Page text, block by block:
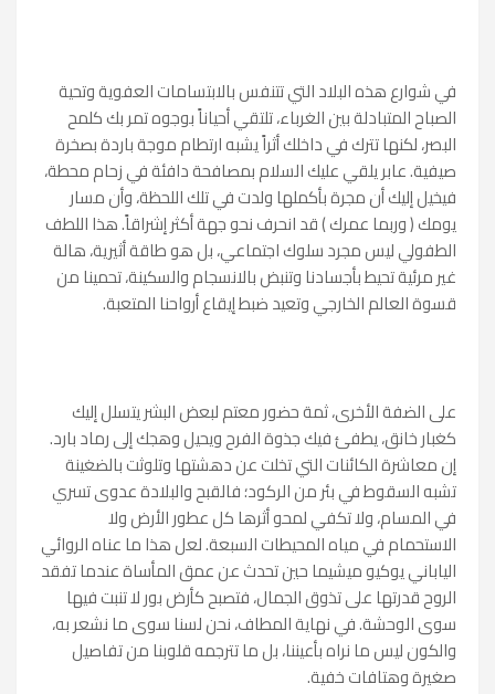
في شوارع هذه البلاد التي تتنفس بالابتسامات العفوية وتحية
الصباح المتبادلة بين الغرباء، تلتقي أحياناً بوجوه تمر بك كلمح
البصر، لكنها تترك في داخلك أثراً يشبه ارتطام موجة باردة بصخرة
صيفية. عابر يلقي عليك السلام بمصافحة دافئة في زحام محطة،
فيخيل إليك أن مجرة بأكملها ولدت في تلك اللحظة، وأن مسار
يومك ( وربما عمرك ) قد انحرف نحو جهة أكثر إشراقاً. هذا اللطف
الطفولي ليس مجرد سلوك اجتماعي، بل هو طاقة أثيرية، هالة
غير مرئية تحيط بأجسادنا وتنبض بالانسجام والسكينة، تحمينا من
قسوة العالم الخارجي وتعيد ضبط إيقاع أرواحنا المتعبة.
على الضفة الأخرى، ثمة حضور معتم لبعض البشر يتسلل إليك
كغبار خانق، يطفئ فيك جذوة الفرح ويحيل وهجك إلى رماد بارد.
إن معاشرة الكائنات التي تخلت عن دهشتها وتلوثت بالضغينة
تشبه السقوط في بئر من الركود؛ فالقبح والبلادة عدوى تسري
في المسام، ولا تكفي لمحو أثرها كل عطور الأرض ولا
الاستحمام في مياه المحيطات السبعة. لعل هذا ما عناه الروائي
الياباني يوكيو ميشيما حين تحدث عن عمق المأساة عندما تفقد
الروح قدرتها على تذوق الجمال، فتصبح كأرض بور لا تنبت فيها
سوى الوحشة. في نهاية المطاف، نحن لسنا سوى ما نشعر به،
والكون ليس ما نراه بأعيننا، بل ما تترجمه قلوبنا من تفاصيل
صغيرة وهتافات خفية.